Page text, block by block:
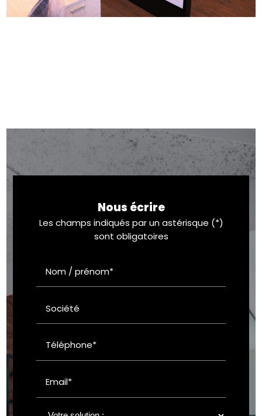
Nous écrire
Les champs indiqués par un astérisque (*)
sont obligatoires
Nom / prénom*
Société
Téléphone*
Email*